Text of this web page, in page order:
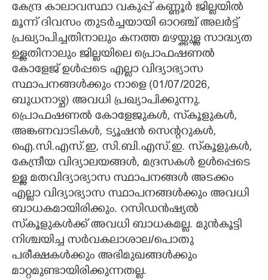
കേന്ദ്ര കാലാവസ്ഥാ വകുപ്പ് കണ്ണൂർ ജില്ലയിൽ
മൂന്ന് ദിവസം തുടർച്ചയായി ഓറഞ്ച് അലർട്ട്
പ്രഖ്യാപിച്ചതിനാലും കനത്ത മഴയ്ക്കുള്ള സാദ്ധ്യത
ഉള്ളതിനാലും ജില്ലയിലെ പ്രൊഫഷണൽ
കോളേജ് ഉൾപ്പടെ എല്ലാ വിദ്യാഭ്യാസ
സ്ഥാപനങ്ങൾക്കും നാളെ (01/07/2026,
ബുധനാഴ്ച) അവധി പ്രഖ്യാപിക്കുന്നു.
പ്രൊഫഷണൽ കോളേജുകൾ, സ്‌കൂളുകൾ,
അങ്കണവാടികൾ, ട്യൂഷൻ സെന്ററുകൾ,
ഐ.സി.എസ്.ഇ, സി.ബി.എസ്.ഇ. സ്‌കൂളുകൾ,
കേന്ദ്രീയ വിദ്യാലയങ്ങൾ, മദ്രസകൾ ഉൾപ്പെടെ
ഉള്ള മതവിദ്യാഭ്യാസ സ്ഥാപനങ്ങൾ അടക്കം
എല്ലാ വിദ്യാഭ്യാസ സ്ഥാപനങ്ങൾക്കും അവധി
ബാധകമായിരിക്കും. റസിഡൻഷ്യൽ
സ്‌കൂളുകൾക്ക് അവധി ബാധകമല്ല. മുൻകൂട്ടി
നിശ്ചയിച്ച സർവകലാശാല/പൊതു
പരീക്ഷകൾക്കും അഭിമുഖങ്ങൾക്കും
മാറ്റമുണ്ടായിരിക്കുന്നതല്ല.